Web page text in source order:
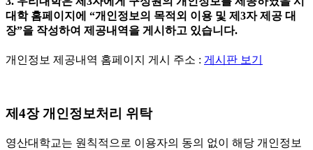
대학 홈페이지에 “개인정보의 목적외 이용 및 제3자 제공 대
장”을 작성하여 제공내역을 게시하고 있습니다.
개인정보 제공내역 홈페이지 게시 주소 : 게시판 보기
제4장 개인정보처리 위탁
영산대학교는 원칙적으로 이용자의 동의 없이 해당 개인정보